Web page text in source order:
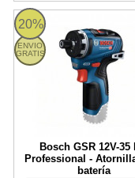
20%
ENVIO
GRATIS
Bosch GSR 12V-35
Professional -
batería
Bosch GSR 12V-35